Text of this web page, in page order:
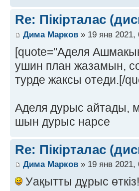
Re: Пікірталас
Дима Марков » 19 янв 2021,
[quote="Аделя
ушин план жазамын,
турде жаксы отеди.[/
Аделя дурыс айтады,
шын дурыс нарсе
Re: Пікірталас
Дима Марков » 19 янв 2021,
Уақытты дұрыс өткіз!